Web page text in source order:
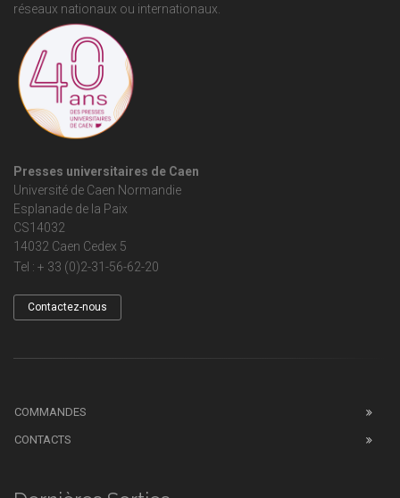
réseaux nationaux ou internationaux.
Presses universitaires de Caen
Université de Caen Normandie
Esplanade de la Paix
CS14032
14032 Caen Cedex 5
Tel : + 33 (0)2-31-56-62-20
Contactez-nous
COMMANDES
CONTACTS